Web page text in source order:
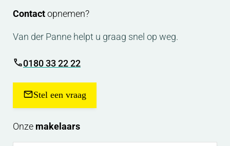
Contactopnemen?
Van der Panne helpt u graag snel op weg.
0180 33 22 22
Stel een vraag
Onze makelaars